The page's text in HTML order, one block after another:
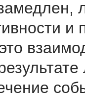
и